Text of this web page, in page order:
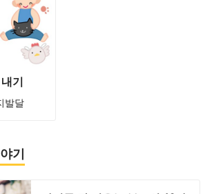
기
발달
기